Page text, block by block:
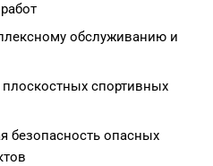
обслуживанию и
спортивных
опасных